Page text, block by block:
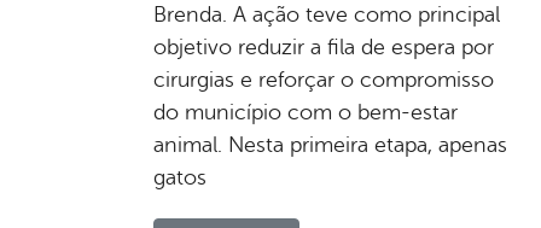
Brenda. A ação teve como principal
objetivo reduzir a fila de espera por
cirurgias e reforçar o compromisso
do município com o bem-estar
animal. Nesta primeira etapa, apenas
gatos